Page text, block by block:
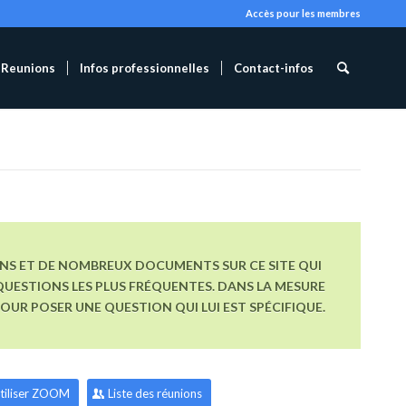
Accès pour les membres
Reunions Infos professionnelles Contact-infos
ET DE NOMBREUX DOCUMENTS SUR CE SITE QUI
LES PLUS FRÉQUENTES. DANS LA MESURE
POSER UNE QUESTION QUI LUI EST SPÉCIFIQUE.
ZOOM Liste des réunions